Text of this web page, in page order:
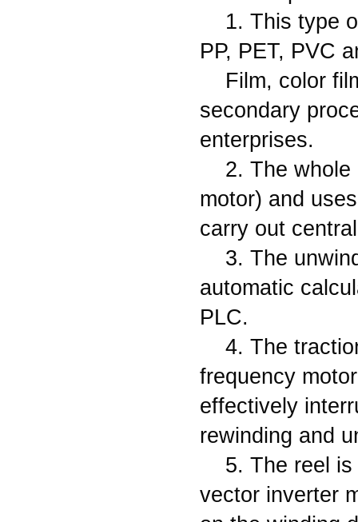
1. This type
PP, PET, PVC
Film, color
secondary
enterprises.
2. The
motor) and
carry out
3. The
automatic
PLC.
4. The
frequency
effectively
rewinding and
5. The reel
vector inverter